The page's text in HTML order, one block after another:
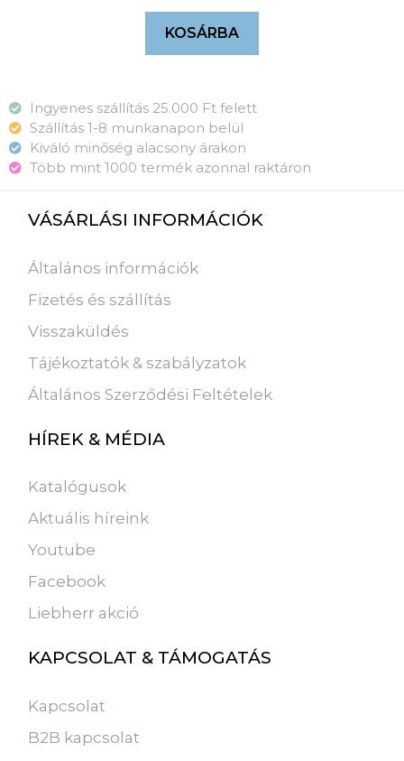
KOSÁRBA
Ingyenes szállítás 25.000 Ft felett
Szállítás 1-8 munkanapon belül
Kiváló minőség alacsony árakon
Több mint 1000 termék azonnal raktáron
VÁSÁRLÁSI INFORMÁCIÓK
Általános információk
Fizetés és szállítás
Visszaküldés
Tájékoztatók & szabályzatok
Általános Szerződési Feltételek
HÍREK & MÉDIA
Katalógusok
Aktuális híreink
Youtube
Facebook
Liebherr akció
KAPCSOLAT & TÁMOGATÁS
Kapcsolat
B2B kapcsolat